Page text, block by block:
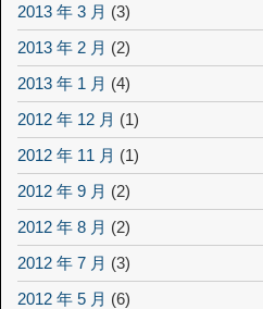
2013 年 3 月 (3)
2013 年 2 月 (2)
2013 年 1 月 (4)
2012 年 12 月 (1)
2012 年 11 月 (1)
2012 年 9 月 (2)
2012 年 8 月 (2)
2012 年 7 月 (3)
2012 年 5 月 (6)